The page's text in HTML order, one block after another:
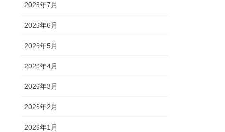
2026年7月
2026年6月
2026年5月
2026年4月
2026年3月
2026年2月
2026年1月